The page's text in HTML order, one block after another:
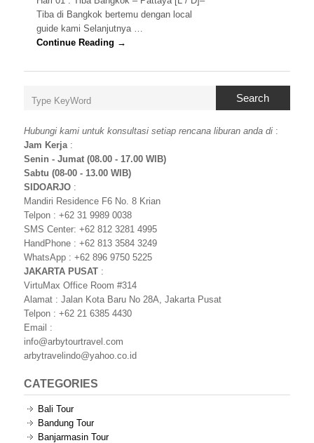
Tiba di Bangkok bertemu dengan local
guide kami Selanjutnya …
Continue Reading →
Search
Hubungi kami untuk konsultasi setiap rencana liburan anda di :
Jam Kerja:
Senin - Jumat (08.00 - 17.00 WIB)
Sabtu (08-00 - 13.00 WIB)
SIDOARJO :
Mandiri Residence F6 No. 8 Krian
Telpon : +62 31 9989 0038
SMS Center: +62 812 3281 4995
HandPhone : +62 813 3584 3249
WhatsApp : +62 896 9750 5225
JAKARTA PUSAT :
VirtuMax Office Room #314
Alamat : Jalan Kota Baru No 28A, Jakarta Pusat
Telpon : +62 21 6385 4430
Email :
info@arbytourtravel.com
arbytravelindo@yahoo.co.id
CATEGORIES
Bali Tour
Bandung Tour
Banjarmasin Tour